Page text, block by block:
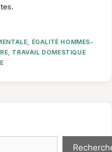
, ÉGALITÉ HOMMES-
, TRAVAIL DOMESTIQUE